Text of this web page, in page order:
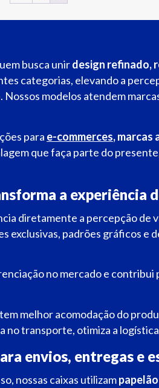
busca unirdesign refinado,
categorias, elevando a
. Nossos modelos atendem
para e-commerces, marcas
que faça parte do
a experiência
diretamente a percepção de
exclusivas, padrões gráficos e
no mercado e
melhor acomodação do
transporte, otimiza a
envios, entregas e
nossas caixas utilizam